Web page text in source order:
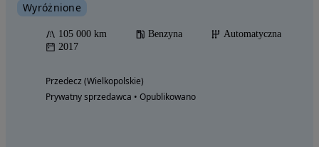
Wyróżnione
105 000 km Benzyna
Automatyczna
2017
Przedecz (Wielkopolskie)
Prywatny sprzedawca • Opublikowano